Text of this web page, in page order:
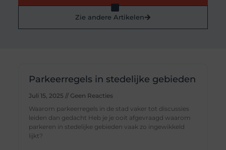
Zie andere Artikelen
Parkeerregels in stedelijke gebieden
Juli 15, 2025
Geen Reacties
Waarom parkeerregels in de stad vaker tot discussies
leiden dan gedacht Heb je je ooit afgevraagd waarom
parkeren in stedelijke gebieden vaak zo ingewikkeld
lijkt?